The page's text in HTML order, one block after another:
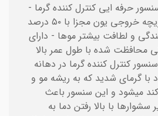
حرفه ایی کنترل کننده گرما -
طراحی منحصر بفرد دریچه خروجی یون مجزا با ۵۰ درصد
و لطافت بیشتر موها - دارای
قدرتمند ۲۳۰۰ واتی محافظت شده با طول عمر بالا
کنترل کننده گرما در دهانه
با گرمای شدید که به ریشه مو و
میشود و این سنسور باعث
با بالا رفتن دما به